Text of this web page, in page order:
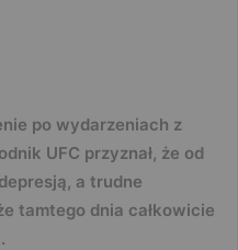
po wydarzeniach z
UFC przyznał, że od
a trudne
tamtego dnia całkowicie